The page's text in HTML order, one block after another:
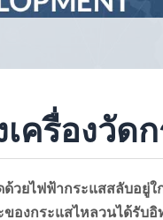
ครื่องวัด
ด้วยไฟฟ้ากระแสสลับอ
องกระแสไหลวนได้รั